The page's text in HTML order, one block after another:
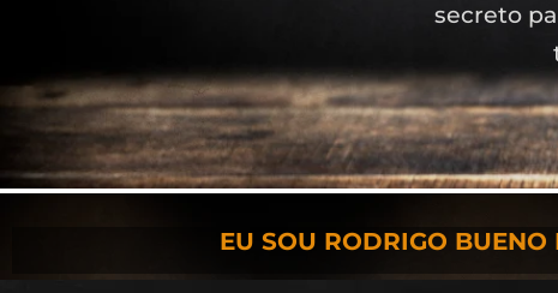
secreto
EU SOU RODRIGO